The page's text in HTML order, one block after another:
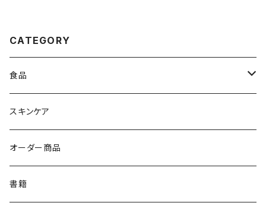
CATEGORY
食品
ハーブティー
はちみつ
セット商品
ココナツオイル
スキンケア
オーダー商品
書籍